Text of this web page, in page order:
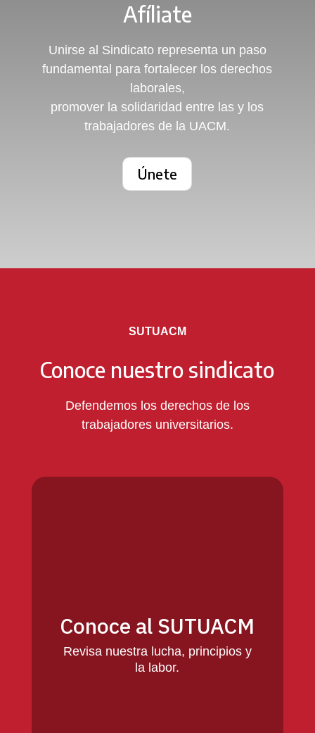
Afíliate
Unirse al Sindicato representa un paso
fundamental para fortalecer los derechos
laborales,
promover la solidaridad entre las y los
trabajadores de la UACM.
Únete
SUTUACM
Conoce nuestro sindicato
Defendemos los derechos de los
trabajadores universitarios.
Conoce al SUTUACM
Revisa nuestra lucha, principios y
la labor.